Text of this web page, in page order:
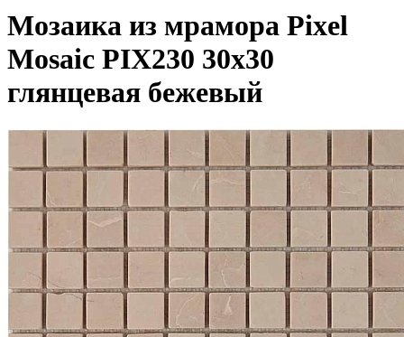
Мозаика из мрамора Pixel
Mosaic PIX230 30x30
глянцевая бежевый